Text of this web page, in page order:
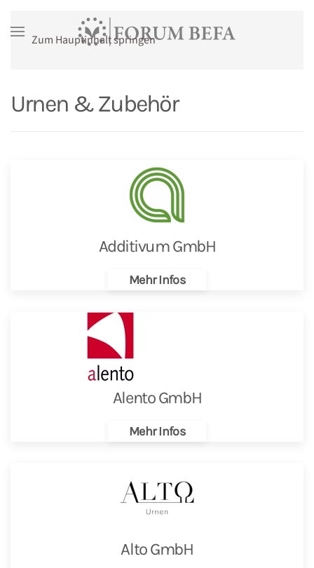
Zum Hauptinhalt springen
Urnen & Zubehör
Additivum GmbH
Mehr Infos
Alento GmbH
Mehr Infos
Alto GmbH